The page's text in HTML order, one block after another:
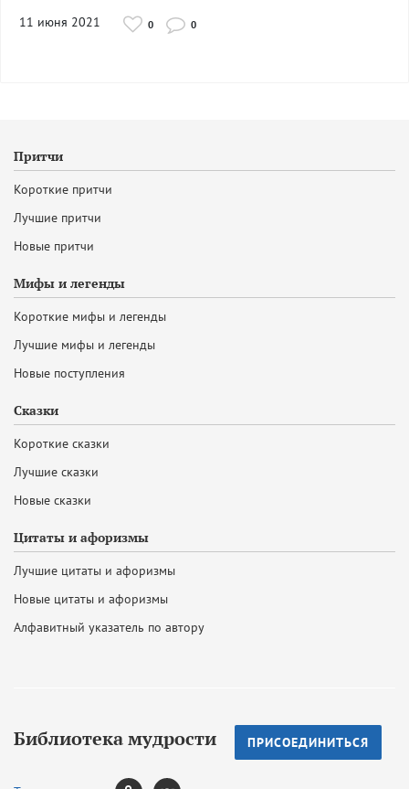
11 июня 2021 0 0
Притчи
Короткие притчи
Лучшие притчи
Новые притчи
Мифы и легенды
Короткие мифы и легенды
Лучшие мифы и легенды
Новые поступления
Сказки
Короткие сказки
Лучшие сказки
Новые сказки
Цитаты и афоризмы
Лучшие цитаты и афоризмы
Новые цитаты и афоризмы
Алфавитный указатель по автору
Библиотека мудрости ПРИСОЕДИНИТЬСЯ